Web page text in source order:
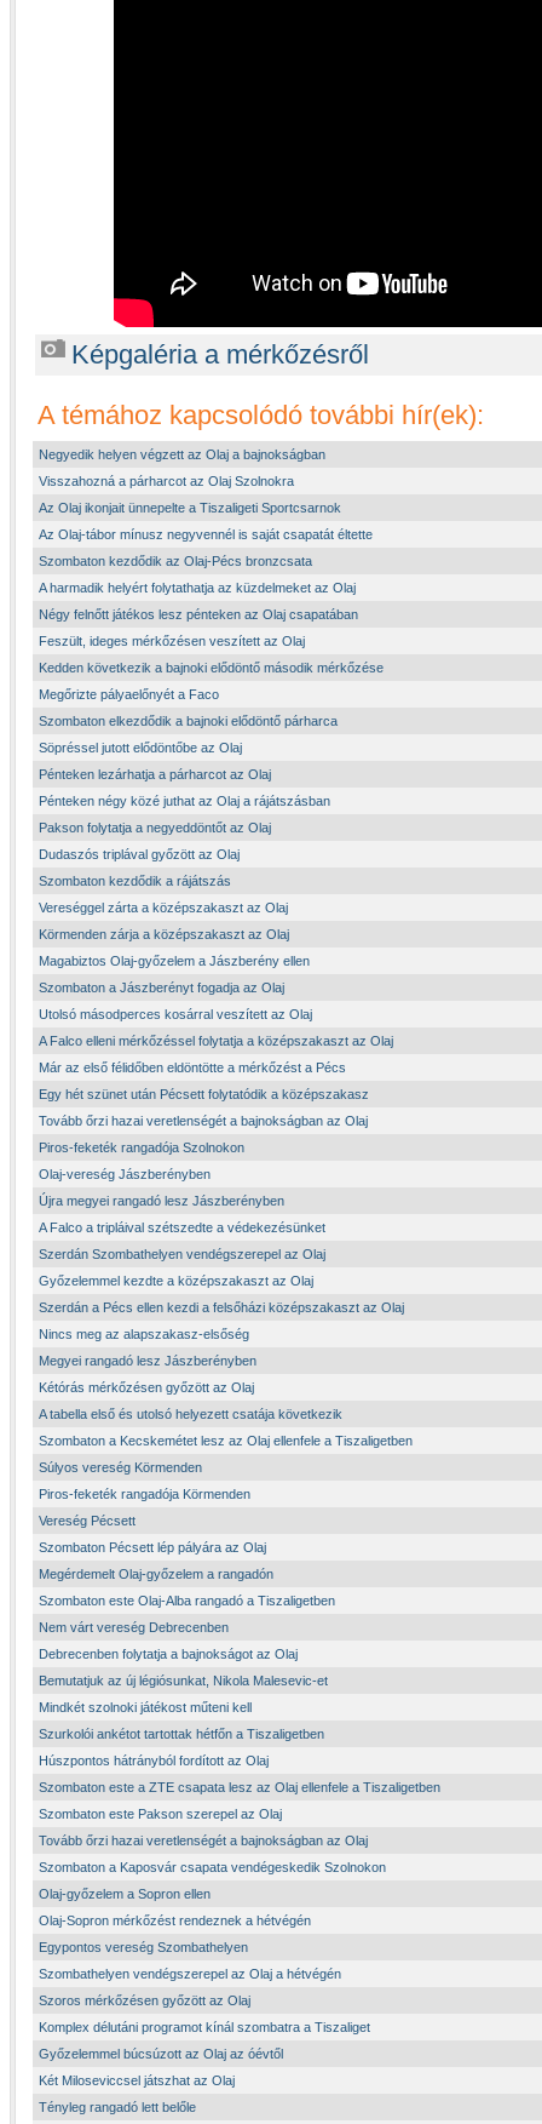
Képgaléria a mérkőzésről
A témához kapcsolódó további hír(ek):
Negyedik helyen végzett az Olaj a bajnokságban
Visszahozná a párharcot az Olaj Szolnokra
Az Olaj ikonjait ünnepelte a Tiszaligeti Sportcsarnok
Az Olaj-tábor mínusz negyvennél is saját csapatát éltette
Szombaton kezdődik az Olaj-Pécs bronzcsata
A harmadik helyért folytathatja az küzdelmeket az Olaj
Négy felnőtt játékos lesz pénteken az Olaj csapatában
Feszült, ideges mérkőzésen veszített az Olaj
Kedden következik a bajnoki elődöntő második mérkőzése
Megőrizte pályaelőnyét a Faco
Szombaton elkezdődik a bajnoki elődöntő párharca
Söpréssel jutott elődöntőbe az Olaj
Pénteken lezárhatja a párharcot az Olaj
Pénteken négy közé juthat az Olaj a rájátszásban
Pakson folytatja a negyeddöntőt az Olaj
Dudaszós triplával győzött az Olaj
Szombaton kezdődik a rájátszás
Vereséggel zárta a középszakaszt az Olaj
Körmenden zárja a középszakaszt az Olaj
Magabiztos Olaj-győzelem a Jászberény ellen
Szombaton a Jászberényt fogadja az Olaj
Utolsó másodperces kosárral veszített az Olaj
A Falco elleni mérkőzéssel folytatja a középszakaszt az Olaj
Már az első félidőben eldöntötte a mérkőzést a Pécs
Egy hét szünet után Pécsett folytatódik a középszakasz
Tovább őrzi hazai veretlenségét a bajnokságban az Olaj
Piros-feketék rangadója Szolnokon
Olaj-vereség Jászberényben
Újra megyei rangadó lesz Jászberényben
A Falco a tripláival szétszedte a védekezésünket
Szerdán Szombathelyen vendégszerepel az Olaj
Győzelemmel kezdte a középszakaszt az Olaj
Szerdán a Pécs ellen kezdi a felsőházi középszakaszt az Olaj
Nincs meg az alapszakasz-elsőség
Megyei rangadó lesz Jászberényben
Kétórás mérkőzésen győzött az Olaj
A tabella első és utolsó helyezett csatája következik
Szombaton a Kecskemétet lesz az Olaj ellenfele a Tiszaligetben
Súlyos vereség Körmenden
Piros-feketék rangadója Körmenden
Vereség Pécsett
Szombaton Pécsett lép pályára az Olaj
Megérdemelt Olaj-győzelem a rangadón
Szombaton este Olaj-Alba rangadó a Tiszaligetben
Nem várt vereség Debrecenben
Debrecenben folytatja a bajnokságot az Olaj
Bemutatjuk az új légiósunkat, Nikola Malesevic-et
Mindkét szolnoki játékost műteni kell
Szurkolói ankétot tartottak hétfőn a Tiszaligetben
Húszpontos hátrányból fordított az Olaj
Szombaton este a ZTE csapata lesz az Olaj ellenfele a Tiszaligetben
Szombaton este Pakson szerepel az Olaj
Tovább őrzi hazai veretlenségét a bajnokságban az Olaj
Szombaton a Kaposvár csapata vendégeskedik Szolnokon
Olaj-győzelem a Sopron ellen
Olaj-Sopron mérkőzést rendeznek a hétvégén
Egypontos vereség Szombathelyen
Szombathelyen vendégszerepel az Olaj a hétvégén
Szoros mérkőzésen győzött az Olaj
Komplex délutáni programot kínál szombatra a Tiszaliget
Győzelemmel búcsúzott az Olaj az óévtől
Két Miloseviccsel játszhat az Olaj
Tényleg rangadó lett belőle